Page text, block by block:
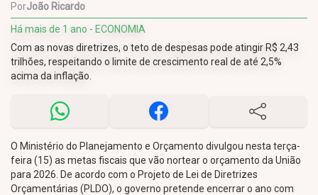
PorJoão Ricardo
Há mais de 1 ano - ECONOMIA
Com as novas diretrizes, o teto de despesas pode atingir R$ 2,43
trilhões, respeitando o limite de crescimento real de até 2,5%
acima da inflação.
O Ministério do Planejamento e Orçamento divulgou nesta terça-
feira (15) as metas fiscais que vão nortear o orçamento da União
para 2026. De acordo com o Projeto de Lei de Diretrizes
Orçamentárias (PLDO), o governo pretende encerrar o ano com